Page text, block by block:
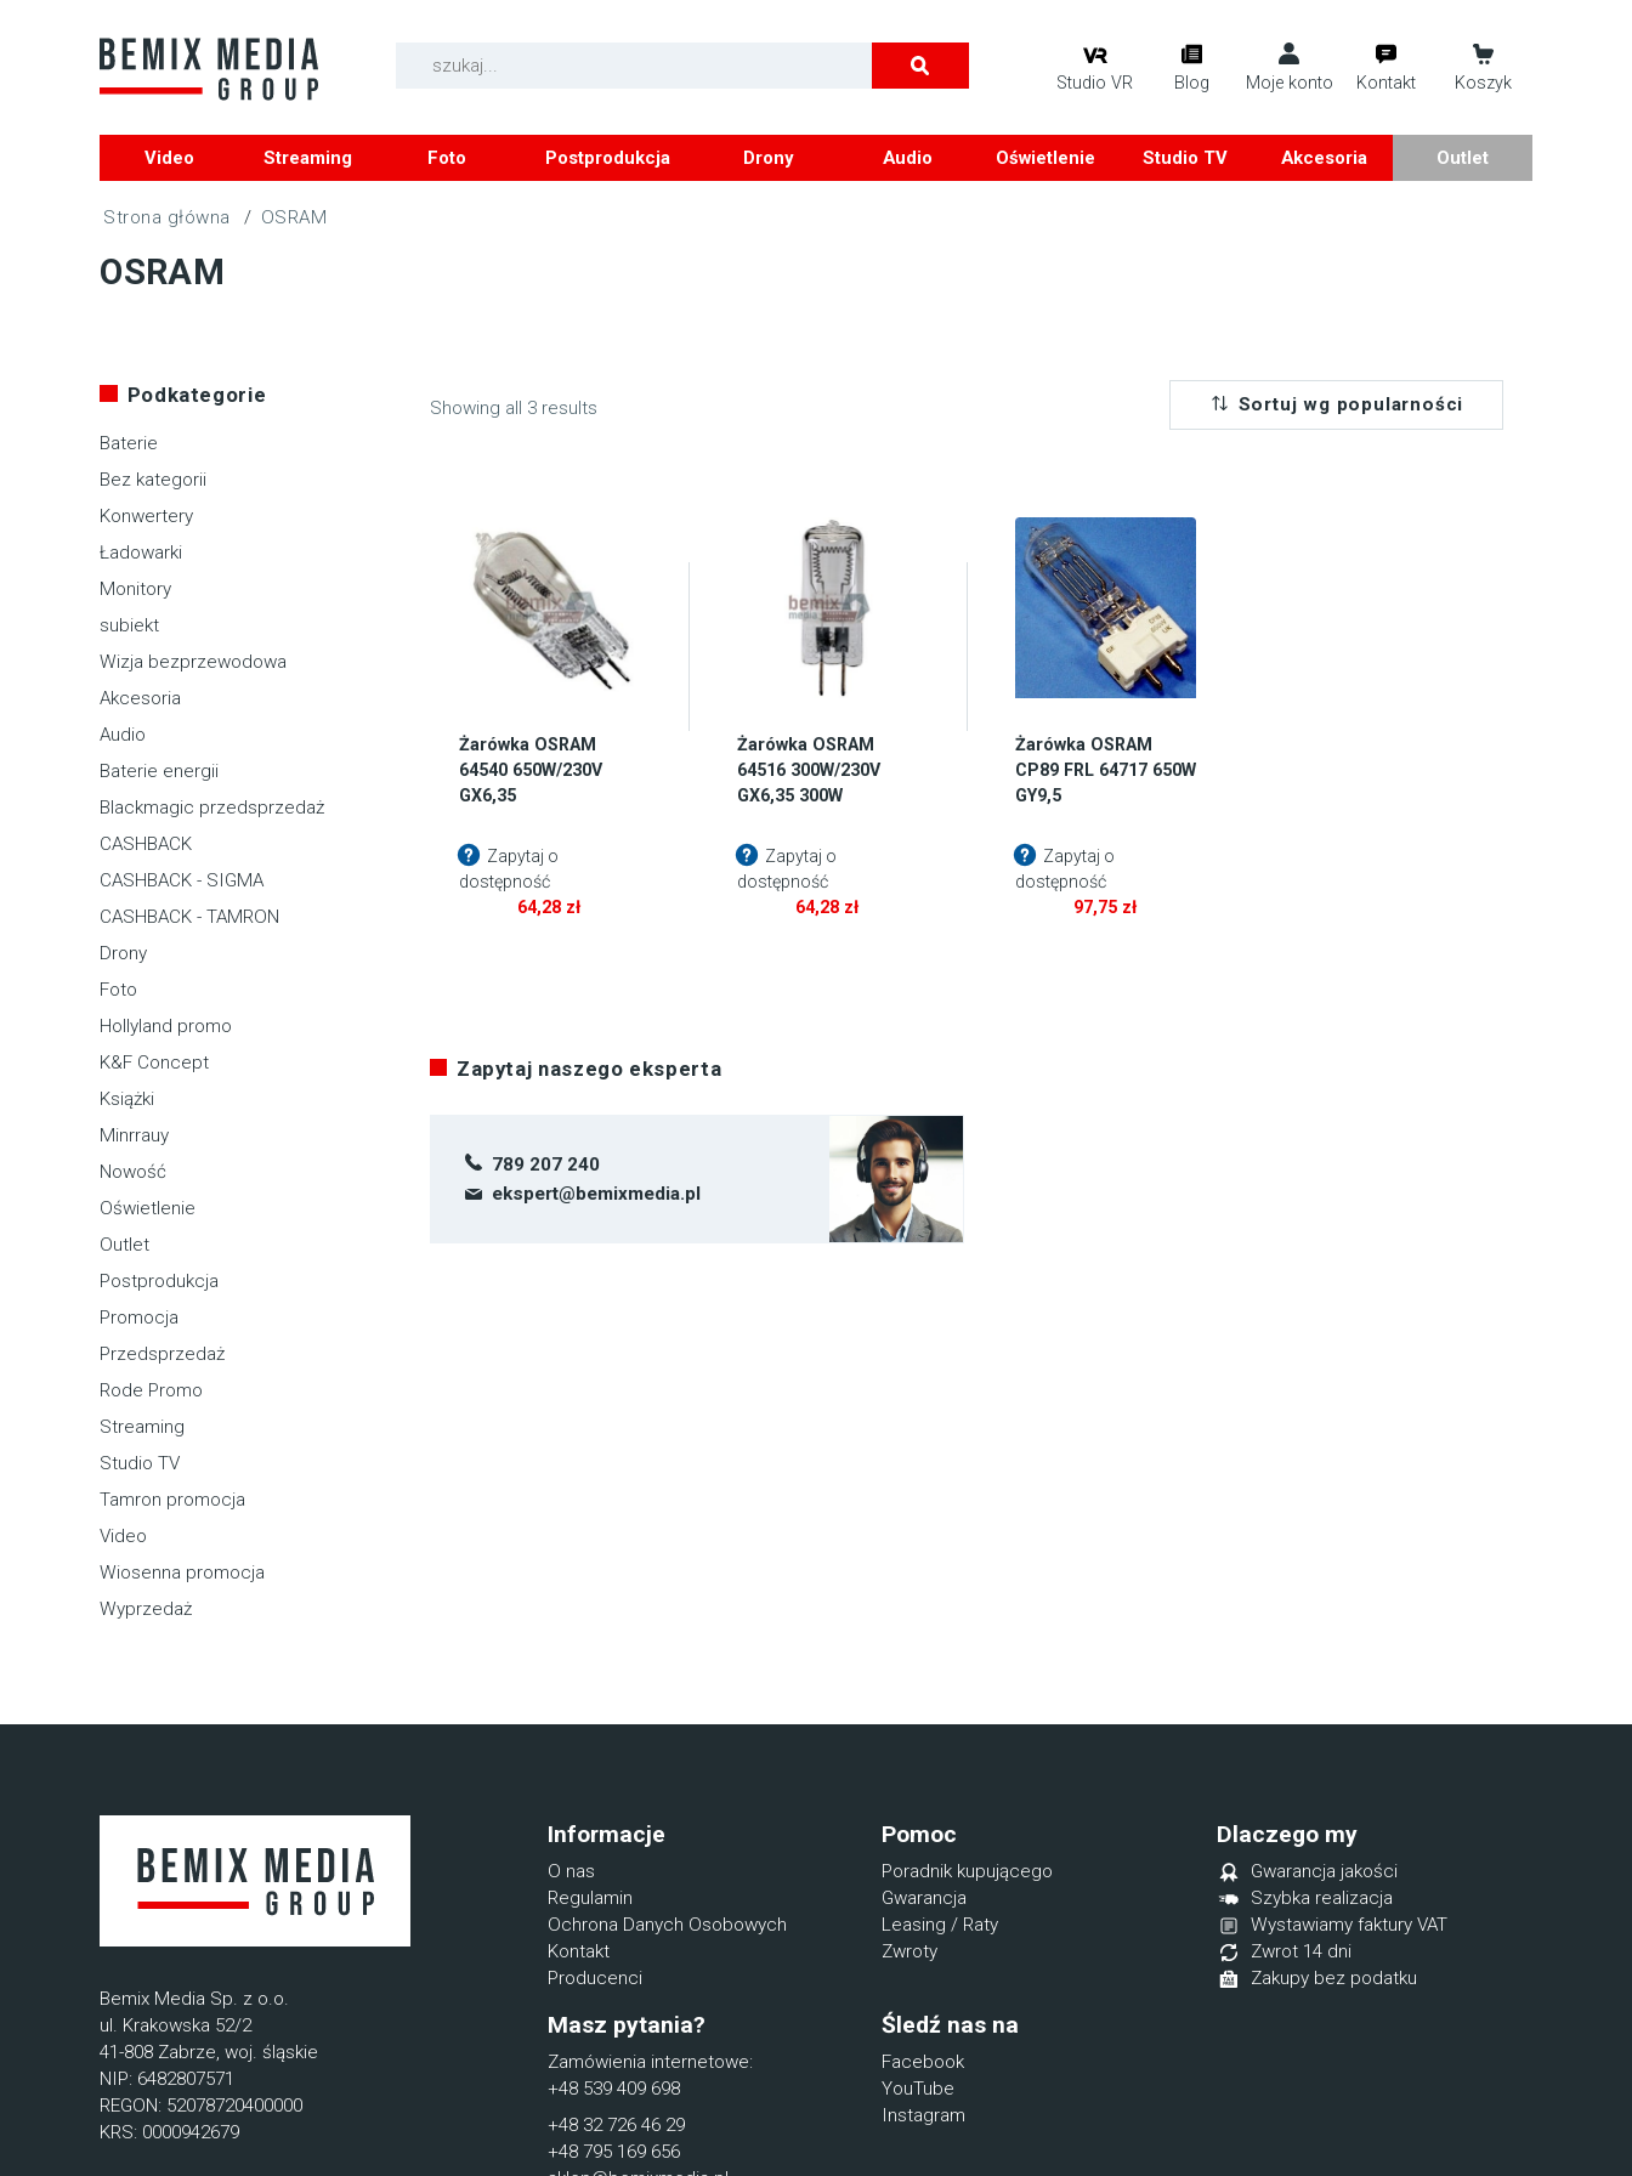
Studio VR Blog Moje konto Kontakt Koszyk
Video Streaming Foto Postprodukcja Drony Audio Oświetlenie Studio TV Akcesoria Outlet
/ OSRAM
OSRAM
Podkategorie
Baterie
Bez kategorii
Konwertery
Ładowarki
Monitory
subiekt
Wizja bezprzewodowa
Akcesoria
Audio
Baterie energii
Blackmagic przedsprzedaż
CASHBACK
CASHBACK - SIGMA
CASHBACK - TAMRON
Drony
Foto
Hollyland promo
K&F Concept
Książki
Minrrauy
Nowość
Oświetlenie
Outlet
Postprodukcja
Promocja
Przedsprzedaż
Rode Promo
Streaming
Studio TV
Tamron promocja
Video
Wiosenna promocja
Wyprzedaż
Showing all 3 results Sortuj wg popularności
Żarówka OSRAM
64540 650W/230V
GX6,35
Zapytaj o
dostępność
64,28 zł
Żarówka OSRAM
64516 300W/230V
GX6,35 300W
Zapytaj o
dostępność
64,28 zł
Żarówka OSRAM
CP89 FRL 64717 650W
GY9,5
Zapytaj o
dostępność
97,75 zł
Zapytaj naszego eksperta
789 207 240
ekspert@bemixmedia.pl
Bemix Media Sp. z o.o.
ul. Krakowska 52/2
41-808 Zabrze, woj. śląskie
NIP: 6482807571
REGON: 52078720400000
KRS: 0000942679
Informacje
O nas
Regulamin
Ochrona Danych Osobowych
Kontakt
Producenci
Pomoc
Poradnik kupującego
Gwarancja
Leasing / Raty
Zwroty
Dlaczego my
Gwarancja jakości
Szybka realizacja
Wystawiamy faktury VAT
Zwrot 14 dni
Zakupy bez podatku
Masz pytania?
Zamówienia internetowe:
+48 539 409 698
+48 32 726 46 29
+48 795 169 656
Śledź nas na
Facebook
YouTube
Instagram